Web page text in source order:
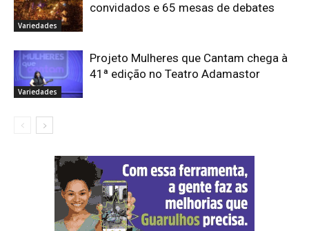
Variedades
convidados e 65 mesas de debates
Variedades
Projeto Mulheres que Cantam chega à
41ª edição no Teatro Adamastor